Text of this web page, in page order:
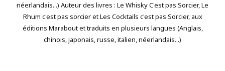
néerlandais...) Auteur des livres : Le Whisky C'est pas Sorcier, Le
Rhum c'est pas sorcier et Les Cocktails c'est pas Sorcier, aux
éditions Marabout et traduits en plusieurs langues (Anglais,
chinois, japonais, russe, italien, néerlandais...)